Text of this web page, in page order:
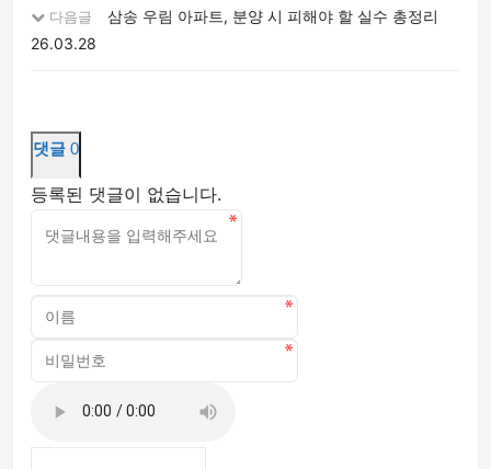
다음글
삼송 우림 아파트, 분양 시 피해야 할 실수 총정리
26.03.28
댓글 0
등록된 댓글이 없습니다.